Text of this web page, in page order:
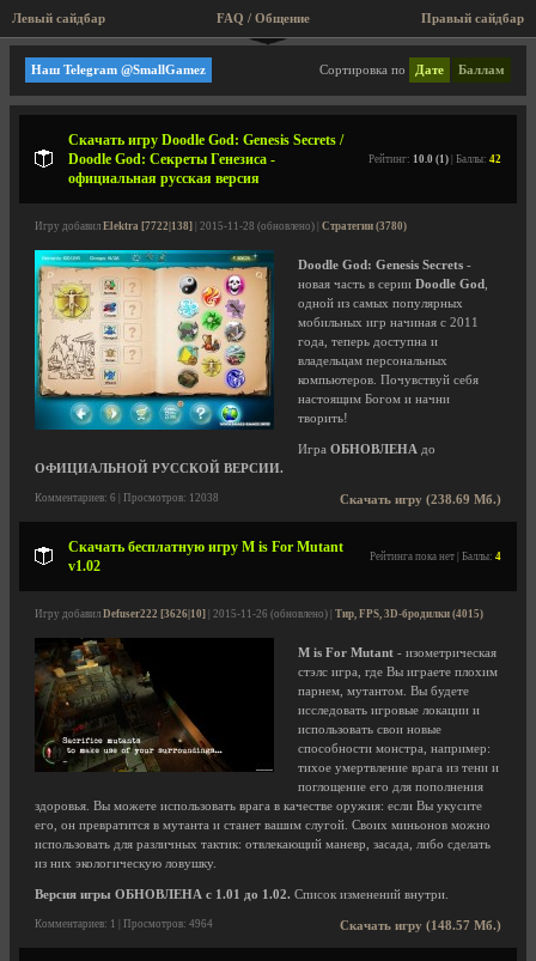
Левый сайдбар FAQ / Общение
Стратегии
Сортировка по Дате Баллам
Наш Telegram @SmallGamez
Скачать игру Doodle God: Genesis Secrets /
Doodle God: Секреты Генезиса -
официальная русская версия
Рейтинг: 10.0 (1) | Баллы: 42
Игру добавил Elektra [7722|138] | 2015-11-28 (обновлено) | Стратегии (3780)
Doodle God: Genesis Secrets -
новая часть в серии Doodle God
одной из самых популярных
мобильных игр начиная с 2011
года, теперь доступна и
владельцам персональных
компьютеров. Почувствуй себя
настоящим Богом и начни
творить!
Игра ОБНОВЛЕНА до
ОФИЦИАЛЬНОЙ РУССКОЙ ВЕРСИИ.
Скачать игру (238.69 Мб.)
Комментариев: 6 | Просмотров: 12038
Скачать бесплатную игру M is For Mutant
v1.02
Рейтинга пока нет | Баллы: 4
Игру добавил Defuser222 [3626|10] | 2015-11-26 (обновлено) | Тир, FPS, 3D-бродилки (4015)
M is For Mutant - изометрическая
стэлс игра, где Вы играете плохим
парнем, мутантом. Вы будете
исследовать игровые локации и
использовать свои новые
способности монстра, например:
тихое умертвление врага из тени и
поглощение его для пополнения
здоровья. Вы можете использовать врага в качестве оружия: если Вы укусите
его, он превратится в мутанта и станет вашим слугой. Своих миньонов можно
использовать для различных тактик: отвлекающий маневр, засада, либо сделать
из них экологическую ловушку.
Версия игры ОБНОВЛЕНА с 1.01 до 1.02. Список изменений внутри.
Скачать игру (148.57 Мб.)
Комментариев: 1 | Просмотров: 4964